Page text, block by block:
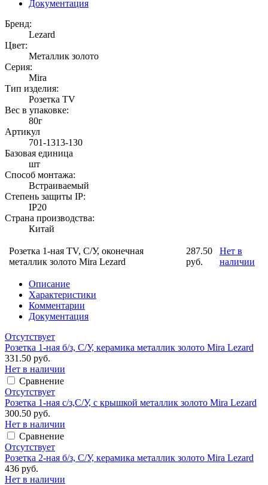
Документация
Бренд:
Lezard
Цвет:
Металлик золото
Серия:
Mira
Тип изделия:
Розетка TV
Вес в упаковке:
80г
Артикул
701-1313-130
Базовая единица
шт
Способ монтажа:
Встраиваемый
Степень защиты IP:
IP20
Страна производства:
Китай
Розетка 1-ная TV, С/У, оконечная
металлик золото Mira Lezard
287.50
руб.
Нет в
наличии
Описание
Характеристики
Комментарии
Документация
Отсутствует
Розетка 1-ная б/з, С/У, керамика металлик золото Mira Lezard
331.50 руб.
Нет в наличии
Сравнение
Отсутствует
Розетка 1-ная с/з,С/У, с крышкой металлик золото Mira Lezard
300.50 руб.
Нет в наличии
Сравнение
Отсутствует
Розетка 2-ная б/з, С/У, керамика металлик золото Mira Lezard
436 руб.
Нет в наличии